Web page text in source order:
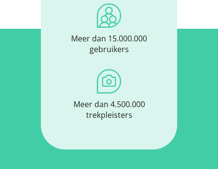
Meer dan 15.000.000
gebruikers
Meer dan 4.500.000
trekpleisters